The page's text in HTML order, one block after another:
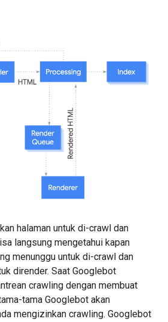
halaman untuk di-crawl dan
langsung mengetahui kapan
menunggu untuk di-crawl dan
dirender. Saat Googlebot
crawling dengan membuat
tama Googlebot akan
mengizinkan crawling. Googlebot